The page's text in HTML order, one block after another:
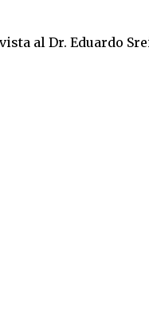
al Dr. Eduardo